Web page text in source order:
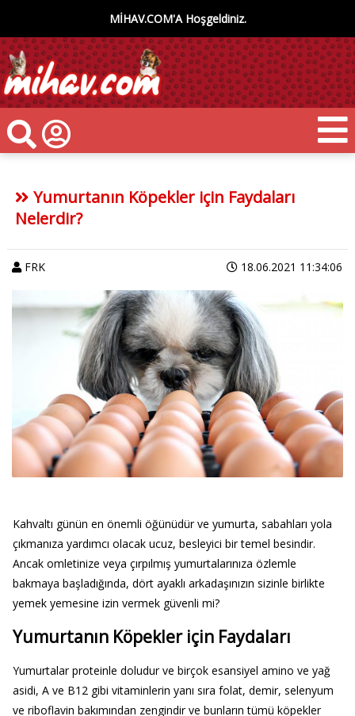
MİHAV.COM'A Hoşgeldiniz.
Yumurtanın Köpekler için Faydaları
Nelerdir?
FRK 18.06.2021 11:34:06
Kahvaltı günün en önemli öğünüdür ve yumurta, sabahları yola
çıkmanıza yardımcı olacak ucuz, besleyici bir temel besindir.
Ancak omletinize veya çırpılmış yumurtalarınıza özlemle
bakmaya başladığında, dört ayaklı arkadaşınızın sizinle birlikte
yemek yemesine izin vermek güvenli mi?
Yumurtanın Köpekler için Faydaları
Yumurtalar proteinle doludur ve birçok esansiyel amino ve yağ
asidi, A ve B12 gibi vitaminlerin yanı sıra folat, demir, selenyum
ve riboflavin bakımından zengindir ve bunların tümü köpekler